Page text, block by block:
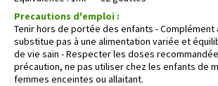
Precautions d'emploi :
Tenir hors de portée des enfants - Complément
substitue pas à une alimentation variée et
de vie sain - Respecter les doses
précaution, ne pas utiliser chez les enfants de
femmes enceintes ou allaitant.